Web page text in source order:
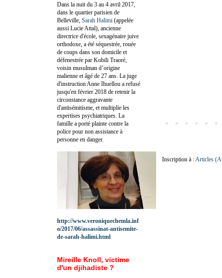
Inscription à :Articles
Dans la nuit du 3 au 4 avril 2017,
dans le quartier parisien de
Belleville, Sarah Halimi (appelée
aussi Lucie Attal), ancienne
directrice d'école, sexagénaire juive
orthodoxe, a été séquestrée, rouée
de coups dans son domicile et
défenestrée par Kobili Traoré,
voisin musulman d’origine
malienne et âgé de 27 ans. La juge
d'instruction Anne Ihuellou a refusé
jusqu'en février 2018 de retenir la
circonstance aggravante
d'antisémitisme, et multiplie les
expertises psychiatriques. La
famille a porté plainte contre la
police pour non assistance à
personne en danger.
http://www.veroniquechemla.inf
o/2017/06/assassinat-antisemite-
de-sarah-halimi.html
Mireille Knoll, victime
d'un djihadiste ?